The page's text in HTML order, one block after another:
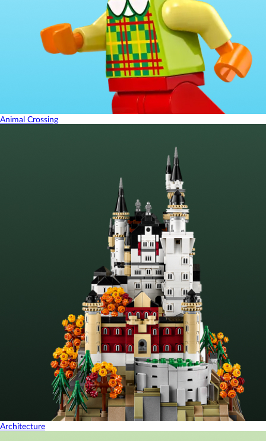
Animal Crossing
Architecture